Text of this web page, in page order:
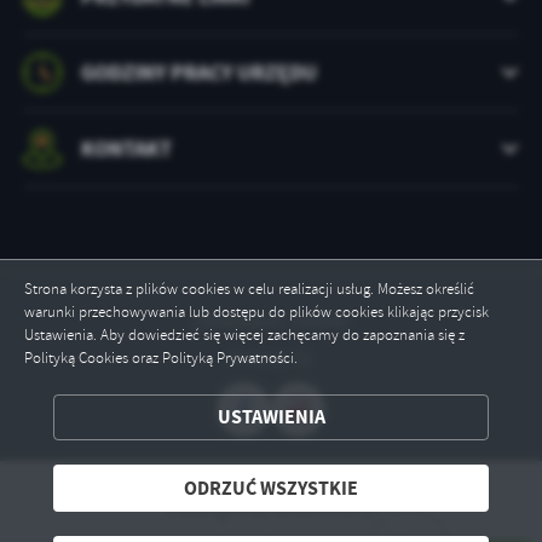
Strona korzysta z plików cookies w celu realizacji usług. Możesz określić
warunki przechowywania lub dostępu do plików cookies klikając przycisk
Ustawienia. Aby dowiedzieć się więcej zachęcamy do zapoznania się z
Polityką Cookies oraz Polityką Prywatności.
USTAWIENIA
ODRZUĆ WSZYSTKIE
ZAPISZ WYBRANE
ODRZUĆ WSZYSTKIE
ZEZWÓL NA WSZYSTKIE
GODZINY PRACY URZĘDU
KONTAKT
Odwiedzin: 240640
Online: 11
Copyright by szczecinek.pl